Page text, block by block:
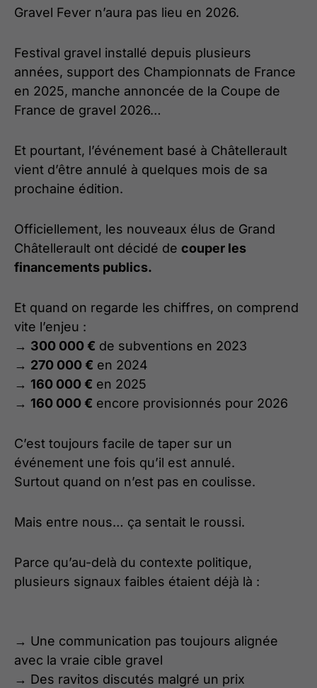
Gravel Fever n’aura pas lieu en 2026.
Festival gravel installé depuis plusieurs
années, support des Championnats de France
en 2025, manche annoncée de la Coupe de
France de gravel 2026…
Et pourtant, l’événement basé à Châtellerault
vient d’être annulé à quelques mois de sa
prochaine édition.
Officiellement, les nouveaux élus de Grand
Châtellerault ont décidé de couper les
financements publics.
Et quand on regarde les chiffres, on comprend
vite l’enjeu :
→ 300 000 € de subventions en 2023
→ 270 000 € en 2024
→ 160 000 € en 2025
→ 160 000 € encore provisionnés pour 2026
C’est toujours facile de taper sur un
événement une fois qu’il est annulé.
Surtout quand on n’est pas en coulisse.
Mais entre nous… ça sentait le roussi.
Parce qu’au-delà du contexte politique,
plusieurs signaux faibles étaient déjà là :
→ Une communication pas toujours alignée
avec la vraie cible gravel
→ Des ravitos discutés malgré un prix